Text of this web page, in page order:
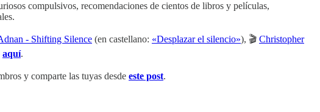
compulsivos, recomendaciones de cientos de libros y películas,
- Shifting Silence (en castellano: «Desplazar el silencio»), 🎬 Christopher
aquí.
y comparte las tuyas desde este post.